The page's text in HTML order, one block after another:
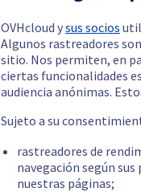
OVHcloud ysus socios
Algunos rastreadores
sitio. Nos permiten, en
ciertas funcionalidades
audiencia anónimas.
Sujeto a su
rastreadores de
navegación según
nuestras páginas;